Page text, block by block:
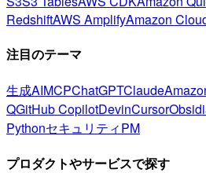
RedshiftAWS AmplifyAmazon
注目のテーマ
生成AIMCPChatGPTClaude
QGitHub CopilotDevinCursor
PythonセキュリティPM
プロダクトやサービスで探す